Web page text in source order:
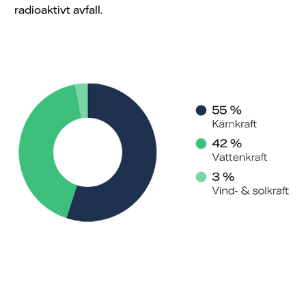
radioaktivt avfall.